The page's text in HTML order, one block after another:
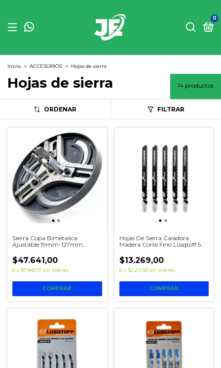
0
Inicio > ACCESORIOS > Hojas de sierra
Hojas de sierra 14 productos
ORDENAR FILTRAR
Sierra Copa Bimetalica
Ajustable 19mm-127mm
$47.641,00
6 x $7.940,17 sin interés
Hojas De Sierra Caladora
Madera Corte Fino Lusqtoff 5
$13.269,00
6 x $2.211,50 sin interés